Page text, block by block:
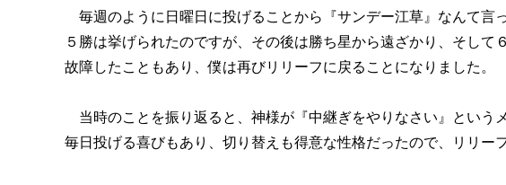
毎週のように日曜日に投げることから『サンデー江草』なんて言
５勝は挙げられたのですが、その後は勝ち星から遠ざかり、そし
故障したこともあり、僕は再びリリーフに戻ることになりました。
当時のことを振り返ると、神様が『中継ぎをやりなさい』という
毎日投げる喜びもあり、切り替えも得意な性格だったので、リリー